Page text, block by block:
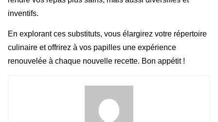
inventifs.
En explorant ces substituts, vous élargirez votre répertoire
culinaire et offrirez à vos papilles une expérience
renouvelée à chaque nouvelle recette. Bon appétit !